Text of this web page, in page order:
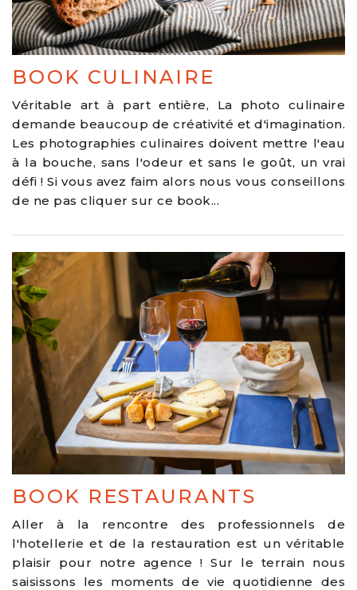
BOOK CULINAIRE
Véritable art à part entière, La photo culinaire
demande beaucoup de créativité et d'imagination.
Les photographies culinaires doivent mettre l'eau
à la bouche, sans l'odeur et sans le goût, un vrai
défi ! Si vous avez faim alors nous vous conseillons
de ne pas cliquer sur ce book...
BOOK RESTAURANTS
Aller à la rencontre des professionnels de
l'hotellerie et de la restauration est un véritable
plaisir pour notre agence ! Sur le terrain nous
saisissons les moments de vie quotidienne des